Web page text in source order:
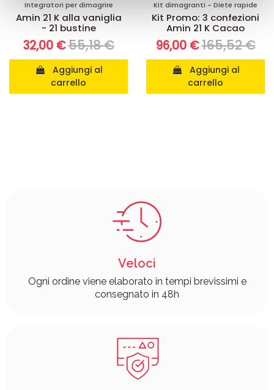
con altre informazioni che ha fornito loro o che hanno
raccolto dal suo utilizzo dei loro servizi.
Integratori per dimagrire
Amin 21 K alla vaniglia
- 21 bustine
32,00 €55,18 €
carrello
Kit dimagranti - Diete rapide
Kit Promo: 3 confezioni
Amin 21 K Cacao
96,00 €165,52 €
carrello
Veloci
Ogni ordine viene elaborato in tempi brevissimi e
consegnato in 48h